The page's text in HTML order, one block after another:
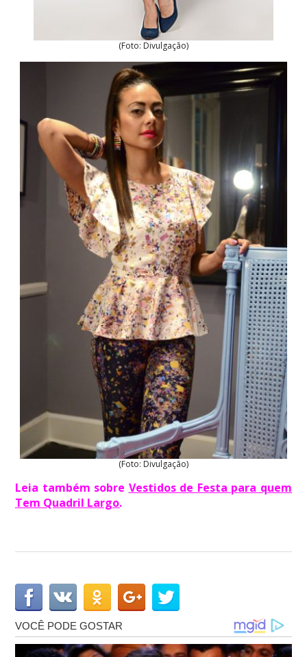
(Foto: Divulgação)
(Foto: Divulgação)
Leia também sobre Vestidos de Festa para quem
Tem Quadril Largo.